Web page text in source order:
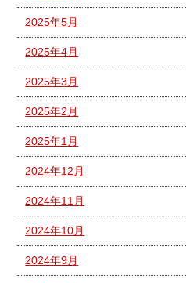
2025年5月
2025年4月
2025年3月
2025年2月
2025年1月
2024年12月
2024年11月
2024年10月
2024年9月